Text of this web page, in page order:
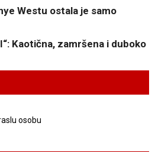
Westu ostala je samo
Kaotična, zamršena i duboko
osobu